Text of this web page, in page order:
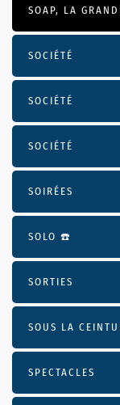
SOAP, LA
SOCIÉTÉ
SOCIÉTÉ
SOCIÉTÉ
SOIRÉES
SOLO ☎️
SORTIES
SOUS LA
SPECTACLES